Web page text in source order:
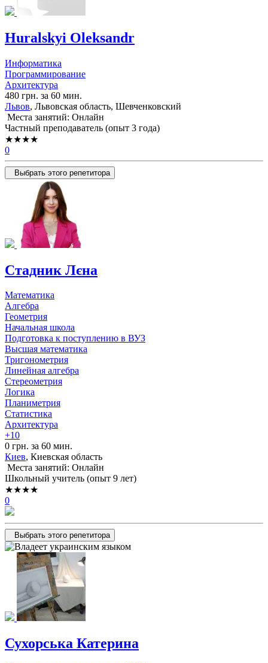
Huralskyi Oleksandr
Информатика
Программирование
Архитектура
480 грн. за 60 мин.
Львов, Львовская область, Шевченковский
Места занятий: Онлайн
Частный преподаватель (опыт 3 года)
★★★★
0
Выбрать этого репетитора
Стадник Лєна
Математика
Алгебра
Геометрия
Начальная школа
Подготовка к поступлению в ВУЗ
Высшая математика
Тригонометрия
Линейная алгебра
Стереометрия
Логика
Планиметрия
Статистика
Архитектура
+10
0 грн. за 60 мин.
Киев, Киевская область
Места занятий: Онлайн
Школьный учитель (опыт 9 лет)
★★★★
0
Выбрать этого репетитора
Сухорська Катерина